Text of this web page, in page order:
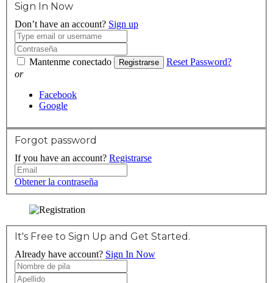
Sign In Now
Don’t have an account? Sign up
Mantenme conectado Registrarse
Reset Password?
or
Facebook
Google
Forgot password
If you have an account? Registrarse
Obtener la contraseña
It's Free to Sign Up and Get Started.
Already have account? Sign In Now